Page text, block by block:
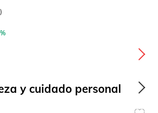
)
%
y cuidado personal